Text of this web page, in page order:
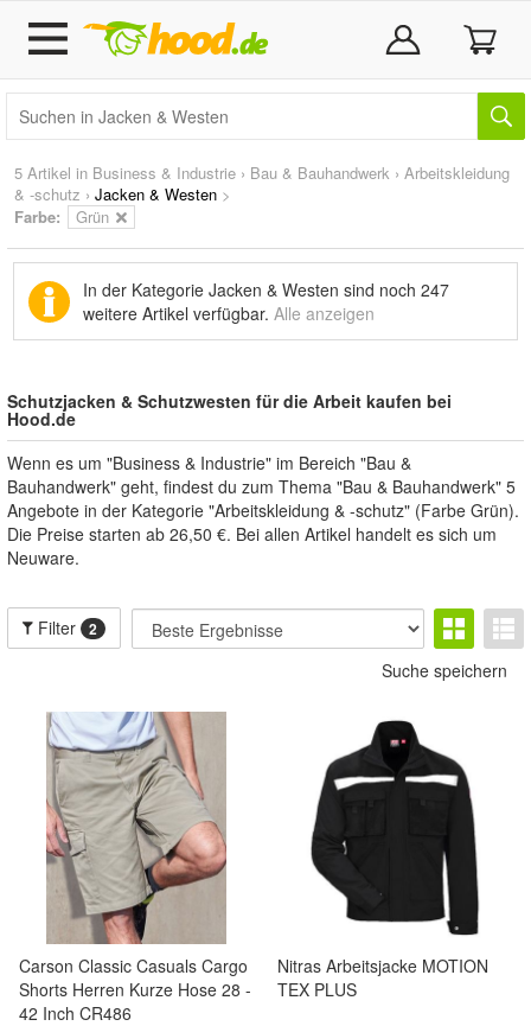
5 Artikel in Business & Industrie › Bau & Bauhandwerk › Arbeitskleidung
& -schutz › Jacken & Westen >
Farbe:
Grün
In der Kategorie Jacken & Westen sind noch 247
weitere Artikel verfügbar. Alle anzeigen
Schutzjacken & Schutzwesten für die Arbeit kaufen bei
Hood.de
Wenn es um "Business & Industrie" im Bereich "Bau &
Bauhandwerk" geht, findest du zum Thema "Bau & Bauhandwerk" 5
Angebote in der Kategorie "Arbeitskleidung & -schutz" (Farbe Grün).
Die Preise starten ab 26,50 €. Bei allen Artikel handelt es sich um
Neuware.
Filter 2
Suche speichern
Carson Classic Casuals Cargo
Shorts Herren Kurze Hose 28 -
42 Inch CR486
Nitras Arbeitsjacke MOTION
TEX PLUS